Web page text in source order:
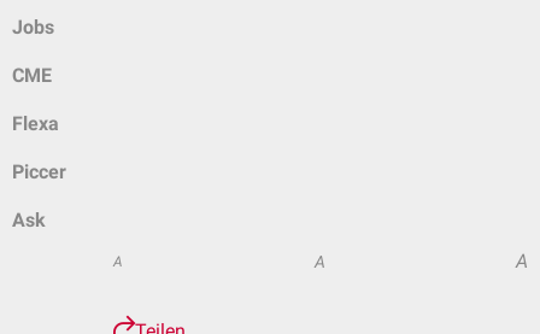
Jobs
CME
Flexa
Piccer
Ask
A A A